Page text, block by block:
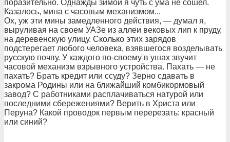
поразительно. Однажды зимой я чуть с ума не сошел.
Казалось, мина с часовым механизмом...
Ох, уж эти мины замедленного действия, — думал я,
выруливая на своем УАЗе из аллеи вековых лип к пруду,
на деревенскую улицу. Сколько этих зарядов
подстерегает любого человека, взявшегося возделывать
русскую почву. У каждого по-своему в ушах звучит
часовой механизм взрывного устройства. Пахать — не
пахать? Брать кредит или ссуду? Зерно сдавать в
закрома Родины или на ближайший комбикормовый
завод? С работниками расплачиваться натурой или
последними сбережениями? Верить в Христа или
Перуна? Какой проводок первым перерезать: красный
или синий?